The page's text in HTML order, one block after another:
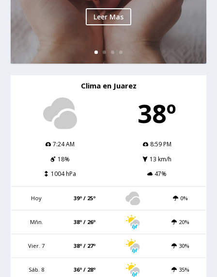
Leer Mas
Clima en Juarez
38º
7:24 AM
8:59 PM
18%
13 km/h
1004 hPa
47%
Hoy 39º / 25º 0%
Mñn. 38º / 26º 20%
Vier. 7 38º / 27º 30%
Sáb. 8 36º / 28º 35%